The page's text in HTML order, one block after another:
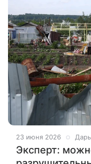
23 июня 2026
Эксперт: